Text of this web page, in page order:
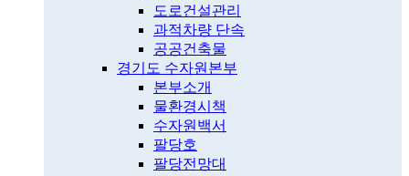
도로건설관리
과적차량 단속
공공건축물
경기도 수자원본부
본부소개
물환경시책
수자원백서
팔당호
팔당전망대